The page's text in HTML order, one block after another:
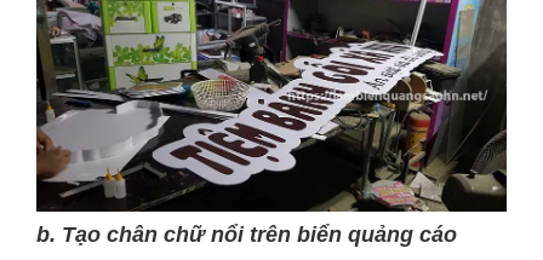
b. Tạo chân chữ nổi trên biển quảng cáo